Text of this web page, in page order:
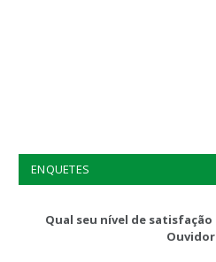
ENQUETES
Qual seu nível de